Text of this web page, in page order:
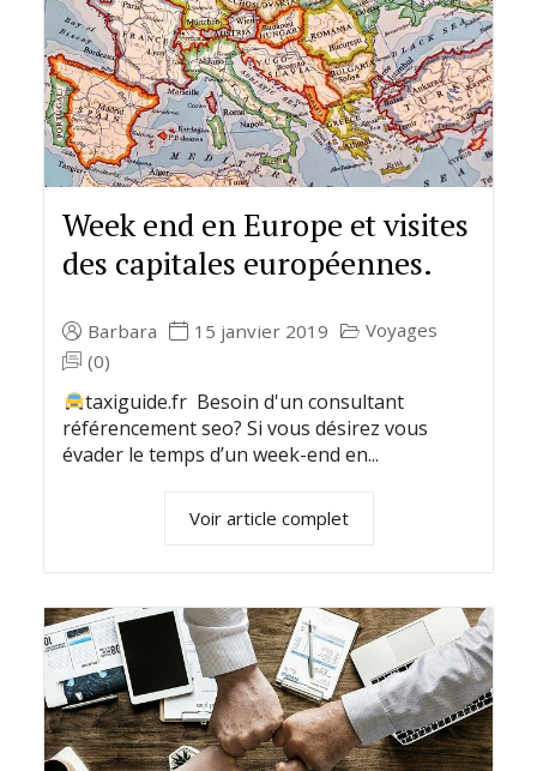
Week end en Europe et visites
des capitales européennes.
Barbara 15 janvier 2019
Voyages
(0)
taxiguide.fr Besoin d'un consultant
référencement seo? Si vous désirez vous
évader le temps d’un week-end en...
Voir article complet